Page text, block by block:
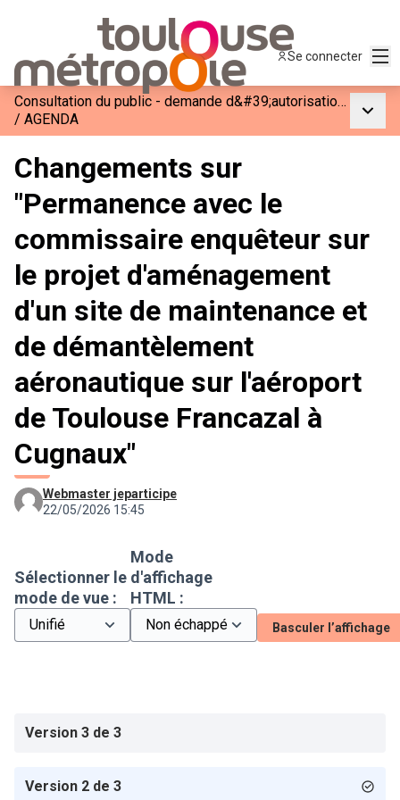
Se connecter
Consultation du public - demande d&#39;autorisation environnementale pour l&#39;aménagement d&#39;un site de maintenance et de démantèlement aéronautique sur l&#39;aéroport de Toulouse Francazal à Cugnaux
/ AGENDA
Changements sur
"Permanence avec le
commissaire enquêteur sur
le projet d'aménagement
d'un site de maintenance et
de démantèlement
aéronautique sur l'aéroport
de Toulouse Francazal à
Cugnaux"
Webmaster jeparticipe
22/05/2026 15:45
Sélectionner le
mode de vue :
Mode
d'affichage
HTML :
Basculer l’affichage
Version 3 de 3
Version 2 de 3